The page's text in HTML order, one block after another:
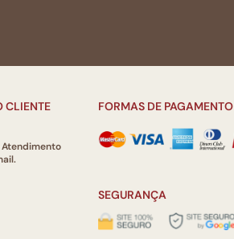
CLIENTE
Atendimento
FORMAS DE PAGAMENTO
SEGURANÇA